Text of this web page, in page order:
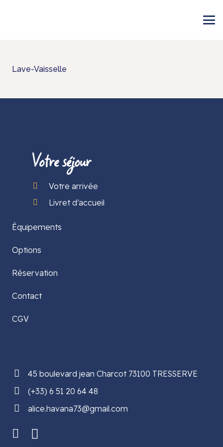
Lave-Vaisselle
Votre séjour
Votre arrivée
Livret d’accueil
Équipements
Options
Réservation
Contact
CGV
45 boulevard jean Charcot 73100 TRESSERVE
(+33) 6 51 20 64 48
alice.havana73@gmail.com